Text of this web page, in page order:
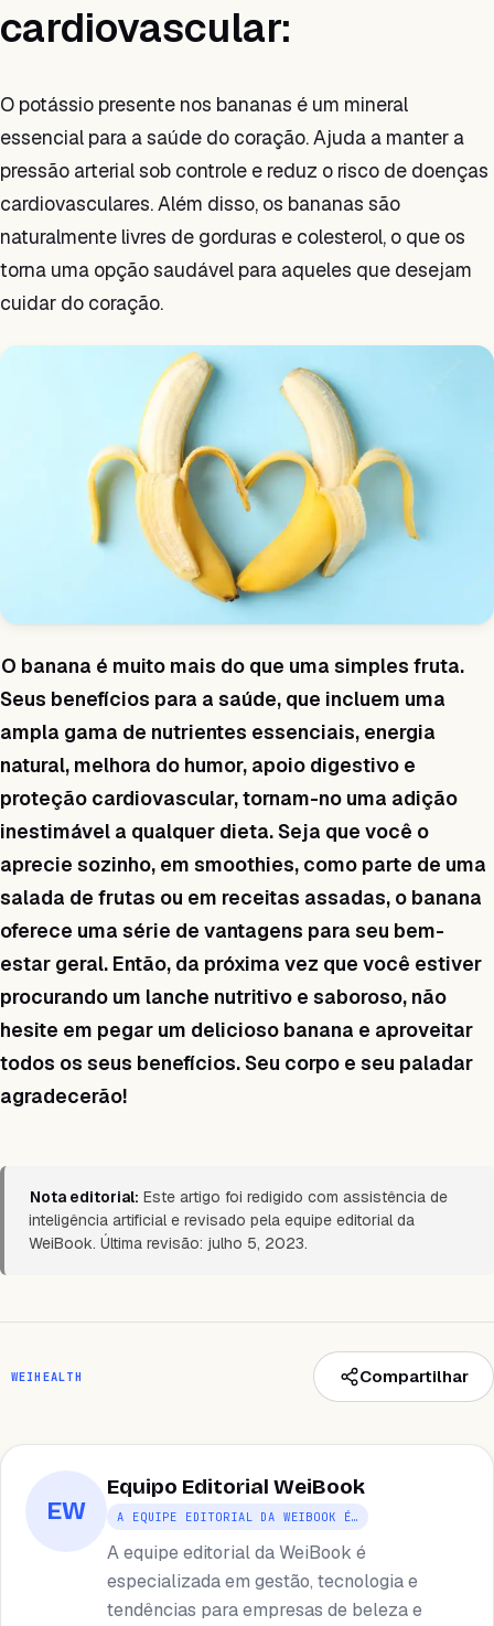
cardiovascular:
O potássio presente nos bananas é um mineral
essencial para a saúde do coração. Ajuda a manter a
pressão arterial sob controle e reduz o risco de doenças
cardiovasculares. Além disso, os bananas são
naturalmente livres de gorduras e colesterol, o que os
torna uma opção saudável para aqueles que desejam
cuidar do coração.
O banana é muito mais do que uma simples fruta.
Seus benefícios para a saúde, que incluem uma
ampla gama de nutrientes essenciais, energia
natural, melhora do humor, apoio digestivo e
proteção cardiovascular, tornam-no uma adição
inestimável a qualquer dieta. Seja que você o
aprecie sozinho, em smoothies, como parte de uma
salada de frutas ou em receitas assadas, o banana
oferece uma série de vantagens para seu bem-
estar geral. Então, da próxima vez que você estiver
procurando um lanche nutritivo e saboroso, não
hesite em pegar um delicioso banana e aproveitar
todos os seus benefícios. Seu corpo e seu paladar
agradecerão!
Nota editorial: Este artigo foi redigido com assistência de
inteligência artificial e revisado pela equipe editorial da
WeiBook. Última revisão: julho 5, 2023.
WEIHEALTH Compartilhar
EW
Equipo Editorial WeiBook
A EQUIPE EDITORIAL DA WEIBOOK É…
A equipe editorial da WeiBook é
especializada em gestão, tecnologia e
tendências para empresas de beleza e